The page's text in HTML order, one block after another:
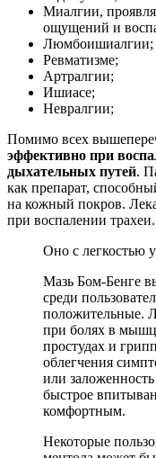
Миалгии,
ощущений и
Люмбоишиалгии;
Ревматизме;
Артралгии;
Ишиасе;
Невралгии;
Помимо всех
эффективно при
дыхательных путей.
как препарат,
на кожный покров.
при воспалении трахеи.
Оно с легкостью
Мазь Бом-Бенге
среди
положительные.
при болях в
простудах и
облегчения
или
быстрое
комфортным.
Некоторые